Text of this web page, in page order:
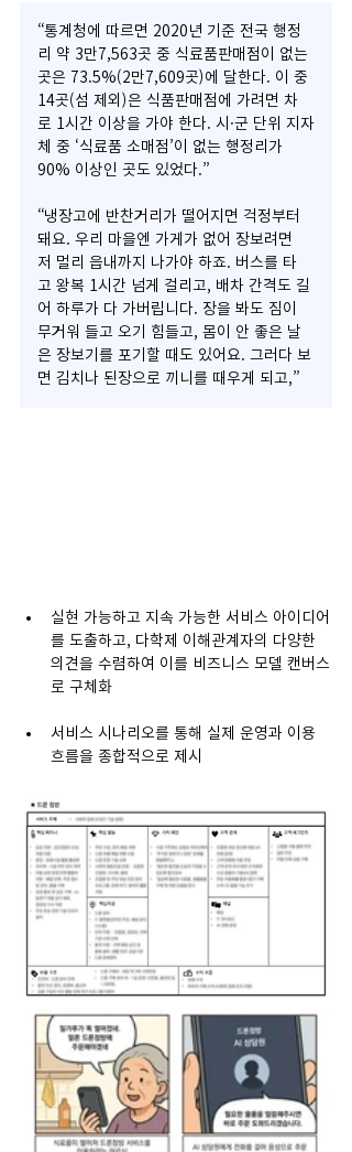
“통계청에 따르면 2020년 기준 전국 행정
리 약 3만7,563곳 중 식료품판매점이 없는
곳은 73.5%(2만7,609곳)에 달한다. 이 중
14곳(섬 제외)은 식품판매점에 가려면 차
로 1시간 이상을 가야 한다. 시·군 단위 지자
체 중 ‘식료품 소매점’이 없는 행정리가
90% 이상인 곳도 있었다.”
“냉장고에 반찬거리가 떨어지면 걱정부터
돼요. 우리 마을엔 가게가 없어 장보려면
저 멀리 읍내까지 나가야 하죠. 버스를 타
고 왕복 1시간 넘게 걸리고, 배차 간격도 길
어 하루가 다 가버립니다. 장을 봐도 짐이
무거워 들고 오기 힘들고, 몸이 안 좋은 날
은 장보기를 포기할 때도 있어요. 그러다 보
면 김치나 된장으로 끼니를 때우게 되고,”
실현 가능하고 지속 가능한 서비스 아이디어
를 도출하고, 다학제 이해관계자의 다양한
의견을 수렴하여 이를 비즈니스 모델 캔버스
로 구체화
서비스 시나리오를 통해 실제 운영과 이용
흐름을 종합적으로 제시